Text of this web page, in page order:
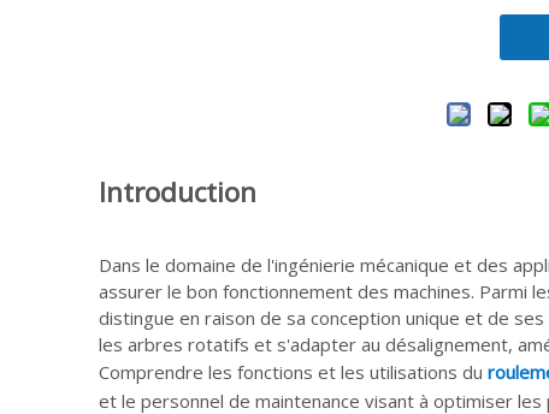
Introduction
Dans le domaine de l'ingénierie mécanique et des
assurer le bon fonctionnement des machines. Parmi
distingue en raison de sa conception unique et de
les arbres rotatifs et s'adapter au désalignement,
Comprendre les fonctions et les utilisations du
et le personnel de maintenance visant à optimiser